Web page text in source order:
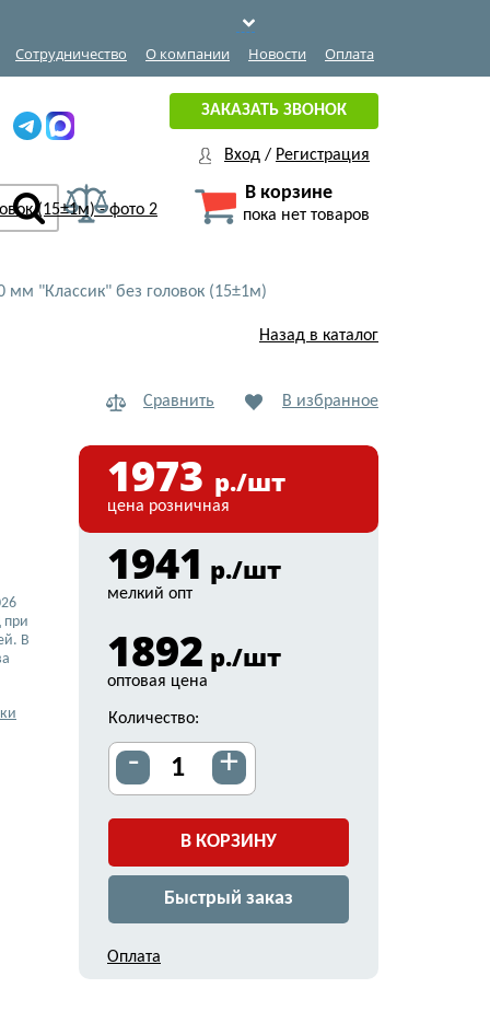
Сотрудничество О компании Новости Оплата
ЗАКАЗАТЬ ЗВОНОК
Вход / Регистрация
В корзине
пока нет товаров
мм "Классик" без головок (15±1м)
Назад в каталог
Сравнить В избранное
при
В
1973 р./шт
цена розничная
1941 р./шт
мелкий опт
1892 р./шт
оптовая цена
Количество:
- +
В КОРЗИНУ
Быстрый заказ
Оплата